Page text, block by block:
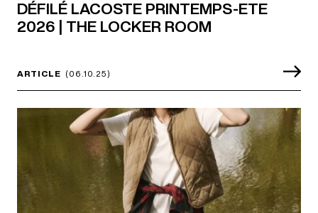
DÉFILÉ LACOSTE PRINTEMPS-ETE
2026 | THE LOCKER ROOM
ARTICLE (06.10.25)